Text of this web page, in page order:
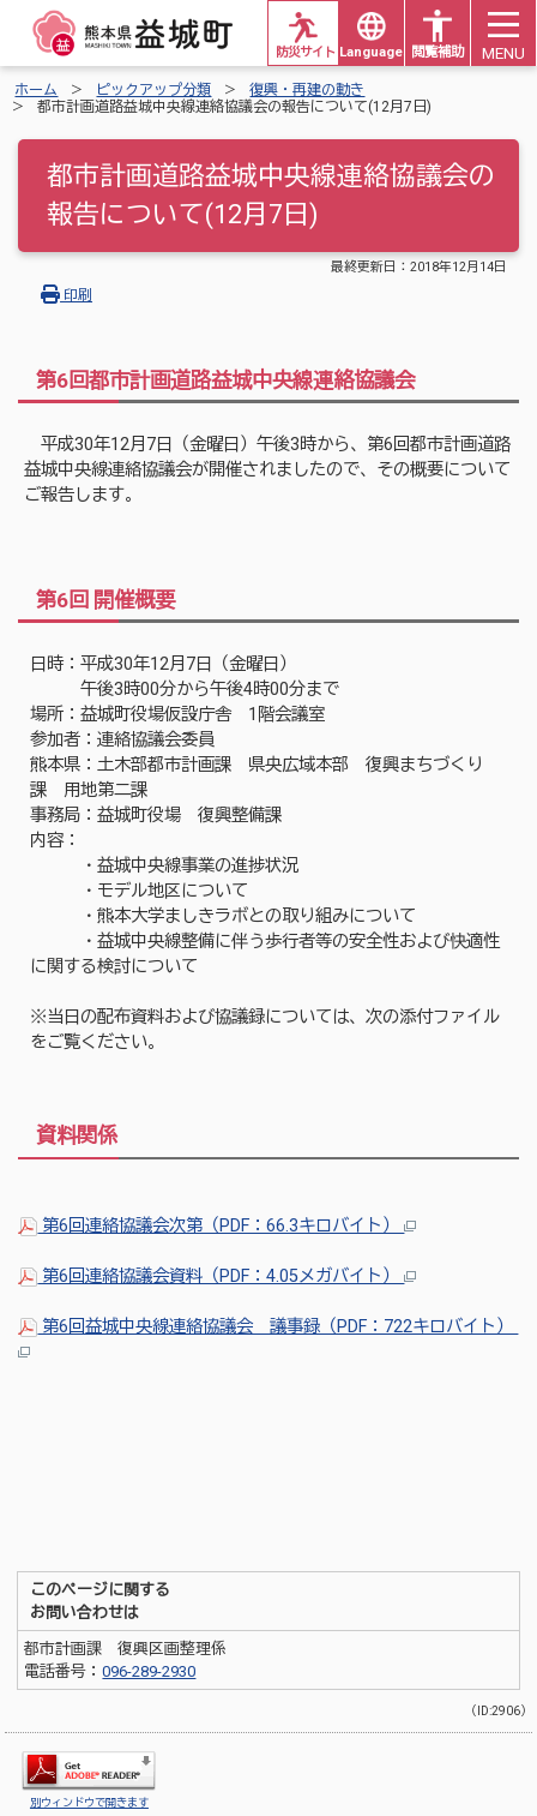
Languages 閲覧補助
防災サイト MENU
ホーム ピックアップ分類
復興・再建の動き
都市計画道路益城中央線連絡協議会の報告について(12月7日)
都市計画道路益城中央線連絡協議会の
報告について(12月7日)
最終更新日： 2018年12月14日
印刷
第6回都市計画道路益城中央線連絡協議会
平成30年12月7日（金曜日）午後3時から、第6回都市計画道路
益城中央線連絡協議会が開催されましたので、その概要について
ご報告します。
第6回 開催概要
日時：平成30年12月7日（金曜日）
午後3時00分から午後4時00分まで
場所：益城町役場仮設庁舎 1階会議室
参加者：連絡協議会委員
熊本県：土木部都市計画課 県央広域本部 復興まちづくり
課 用地第二課
事務局：益城町役場 復興整備課
内容：
・益城中央線事業の進捗状況
・モデル地区について
・熊本大学ましきラボとの取り組みについて
・益城中央線整備に伴う歩行者等の安全性および快適性
に関する検討について
※当日の配布資料および協議録については、次の添付ファイル
をご覧ください。
資料関係
第6回連絡協議会次第（PDF：66.3キロバイト）
第6回連絡協議会資料（PDF：4.05メガバイト）
第6回益城中央線連絡協議会 議事録（PDF：722キロバイト）
このページに関する
お問い合わせは
都市計画課 復興区画整理係
電話番号：096-289-2930
（ID:2906）
別ウィンドウで開きます